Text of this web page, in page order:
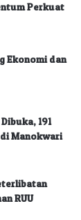
Perkuat
Ekonomi dan
191
Manokwari
RUU